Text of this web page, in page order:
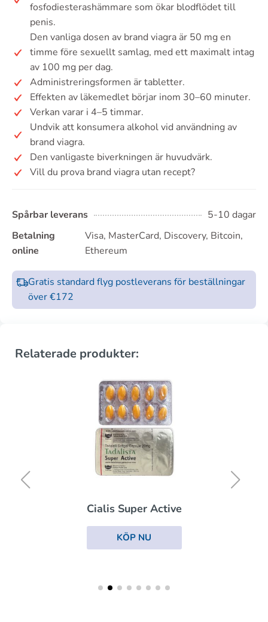
fosfodiesterashämmare som ökar blodflödet till
penis.
Den vanliga dosen av brand viagra är 50 mg en
timme före sexuellt samlag, med ett maximalt intag
av 100 mg per dag.
Administreringsformen är tabletter.
Effekten av läkemedlet börjar inom 30–60 minuter.
Verkan varar i 4–5 timmar.
Undvik att konsumera alkohol vid användning av
brand viagra.
Den vanligaste biverkningen är huvudvärk.
Vill du prova brand viagra utan recept?
Spårbar leverans
5-10 dagar
Betalning
online
Visa, MasterCard, Discovery, Bitcoin,
Ethereum
Gratis standard flyg postleverans för beställningar
över €172
Relaterade produkter:
Cialis Super Active
KÖP NU